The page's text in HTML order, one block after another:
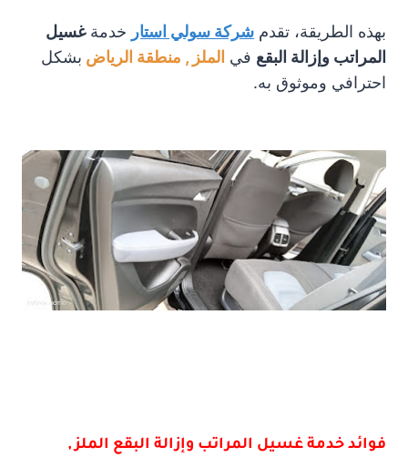
بهذه الطريقة، تقدم شركة سولي استار خدمةغسيل
المراتب وإزالة البقع في الملز , منطقة الرياض بشكل
احترافي وموثوق به.
فوائد خدمة غسيل المراتب وإزالة البقع الملز ,